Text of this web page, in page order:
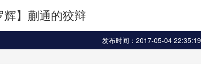
辉】蒯通的狡辩
发布时间：2017-05-04 22:35:19